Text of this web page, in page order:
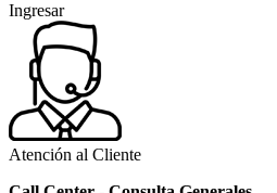
Ingresar
Atención al Cliente